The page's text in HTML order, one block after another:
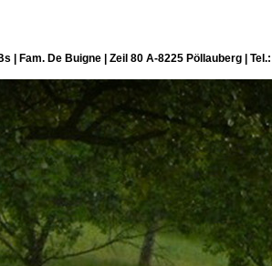
| Fam. De Buigne | Zeil 80 A-8225 Pöllauberg |